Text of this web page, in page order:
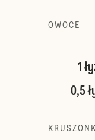
OWOCE
1
0,5